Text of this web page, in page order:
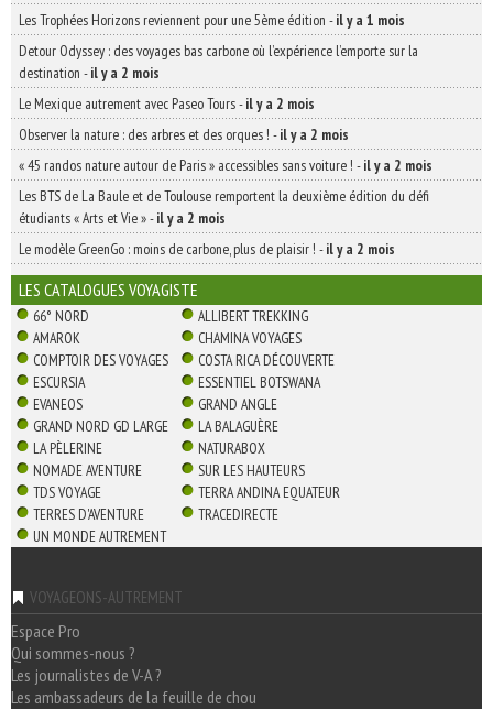
Les Trophées Horizons reviennent pour une 5ème édition -il y a 1 mois
Detour Odyssey : des voyages bas carbone où l’expérience l’emporte sur la
destination -il y a 2 mois
Le Mexique autrement avec Paseo Tours-il y a 2 mois
Observer la nature : des arbres et des orques ! -il y a 2 mois
« 45 randos nature autour de Paris » accessibles sans voiture ! -il y a 2 mois
Les BTS de La Baule et de Toulouse remportent la deuxième édition du défi
étudiants « Arts et Vie »-il y a 2 mois
Le modèle GreenGo : moins de carbone, plus de plaisir ! -il y a 2 mois
LES CATALOGUES VOYAGISTE
66° NORD
ALLIBERT TREKKING
AMAROK
CHAMINA VOYAGES
COMPTOIR DES VOYAGES
COSTA RICA DÉCOUVERTE
ESCURSIA
ESSENTIEL BOTSWANA
EVANEOS
GRAND ANGLE
GRAND NORD GD LARGE
LA BALAGUÈRE
LA PÈLERINE
NATURABOX
NOMADE AVENTURE
SUR LES HAUTEURS
TDS VOYAGE
TERRA ANDINA EQUATEUR
TERRES D'AVENTURE
TRACEDIRECTE
UN MONDE AUTREMENT
VOYAGEONS-AUTREMENT
Espace Pro
Qui sommes-nous ?
Les journalistes de V-A ?
Les ambassadeurs de la feuille de chou